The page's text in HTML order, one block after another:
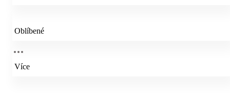
Oblíbené
Více